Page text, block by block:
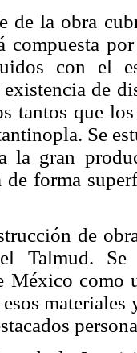
de la obra
con el
de
tantos que
Se
la gran
de forma
de
Talmud.
México como
materiales